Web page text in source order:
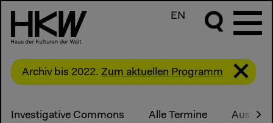
EN
Archiv bis 2022. Zum aktuellen Programm
Investigative Commons Alle Termine